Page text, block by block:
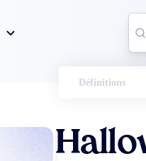
Définitions